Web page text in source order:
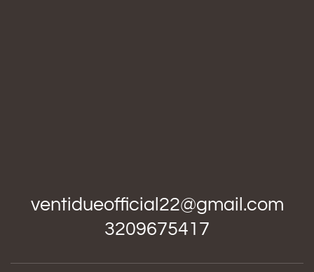
ventidueofficial22@gmail.com
3209675417